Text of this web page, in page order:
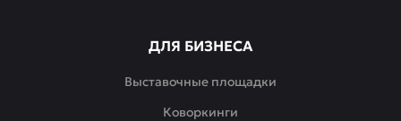
ДЛЯ БИЗНЕСА
Выставочные площадки
Коворкинги